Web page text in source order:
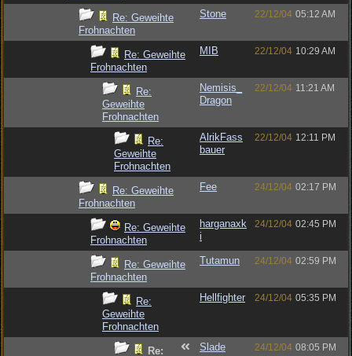
Re: Geweihte
Frohnachten
Stone 22/12/04 05:12 AM
Re: Geweihte
Frohnachten
MIB 22/12/04 10:29 AM
Re:
Geweihte
Frohnachten
Nemisis_
Dragon
22/12/04 11:21 AM
Re:
Geweihte
Frohnachten
AlrikFass
bauer
22/12/04 12:11 PM
Re: Geweihte
Frohnachten
Fee 24/12/04 02:17 PM
Re: Geweihte
Frohnachten
harganaxk
i
24/12/04 02:45 PM
Re: Geweihte
Frohnachten
Tutamun 24/12/04 02:59 PM
Re:
Geweihte
Frohnachten
Hellfighter 24/12/04 05:35 PM
Re: Slade 24/12/04 08:05 PM